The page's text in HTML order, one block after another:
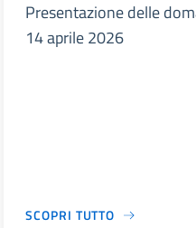
Presentazione delle
14 aprile 2026
SCOPRI TUTTO